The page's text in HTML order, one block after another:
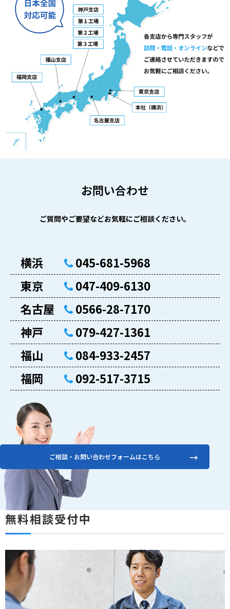
お問い合わせ
ご質問やご要望などお気軽にご相談ください。
横浜
045-681-5968
東京
047-409-6130
名古屋
0566-28-7170
神戸
079-427-1361
福山
084-933-2457
福岡
092-517-3715
ご相談・お問い合わせフォームはこちら
無料相談受付中